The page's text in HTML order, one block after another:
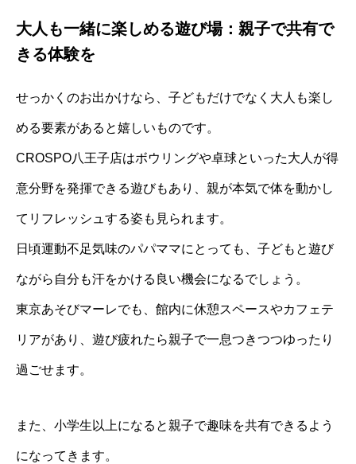
大人も一緒に楽しめる遊び場：親子で共有で
きる体験を
せっかくのお出かけなら、子どもだけでなく大人も楽し
める要素があると嬉しいものです。
CROSPO八王子店はボウリングや卓球といった大人が得
意分野を発揮できる遊びもあり、親が本気で体を動かし
てリフレッシュする姿も見られます。
日頃運動不足気味のパパママにとっても、子どもと遊び
ながら自分も汗をかける良い機会になるでしょう。
東京あそびマーレでも、館内に休憩スペースやカフェテ
リアがあり、遊び疲れたら親子で一息つきつつゆったり
過ごせます。
また、小学生以上になると親子で趣味を共有できるよう
になってきます。